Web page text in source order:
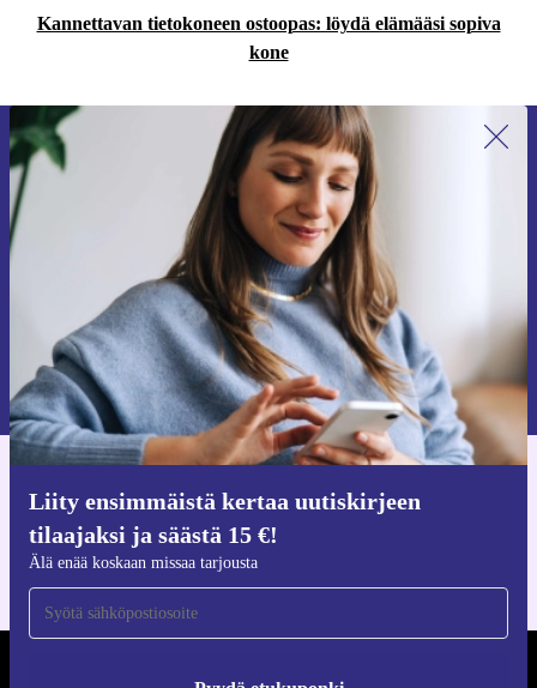
Kannettavan tietokoneen ostoopas: löydä elämääsi sopiva
kone
Liity ensimmäistä kertaa uutiskirjeen
tilaajaksi ja säästä 15 €!
Älä enää koskaan missaa tarjousta
Liity ensimmäistä kertaa uutiskirjeen
tilaajaksi ja säästä 15 €!
Älä missaa enää yhtäkään tarjousta.
Pyydä etukuponki
Lisätietoja henkilötietojen käytöstä löydättietosuojaselosteestamme.
iOS:lle ja Androidille